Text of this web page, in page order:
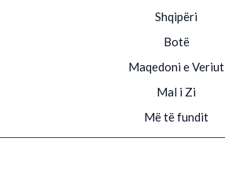
Shqipëri
Botë
Maqedoni e Veriut
Mal i Zi
Më të fundit